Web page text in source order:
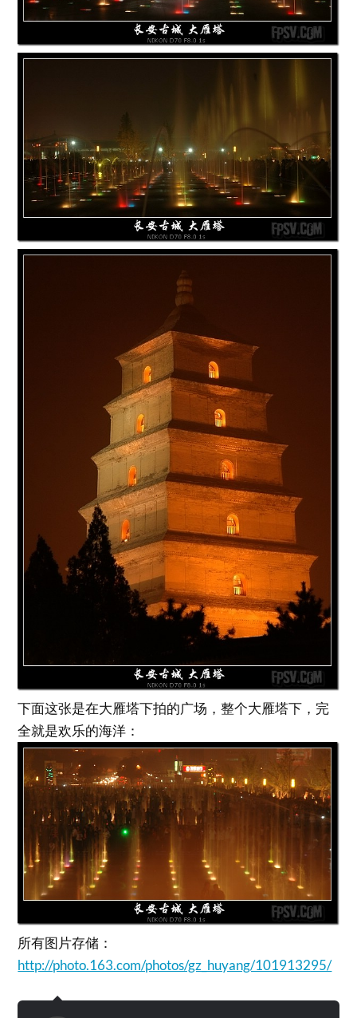
下面这张是在大雁塔下拍的广场，整个大雁塔下，完
全就是欢乐的海洋：
所有图片存储：
http://photo.163.com/photos/gz_huyang/101913295/